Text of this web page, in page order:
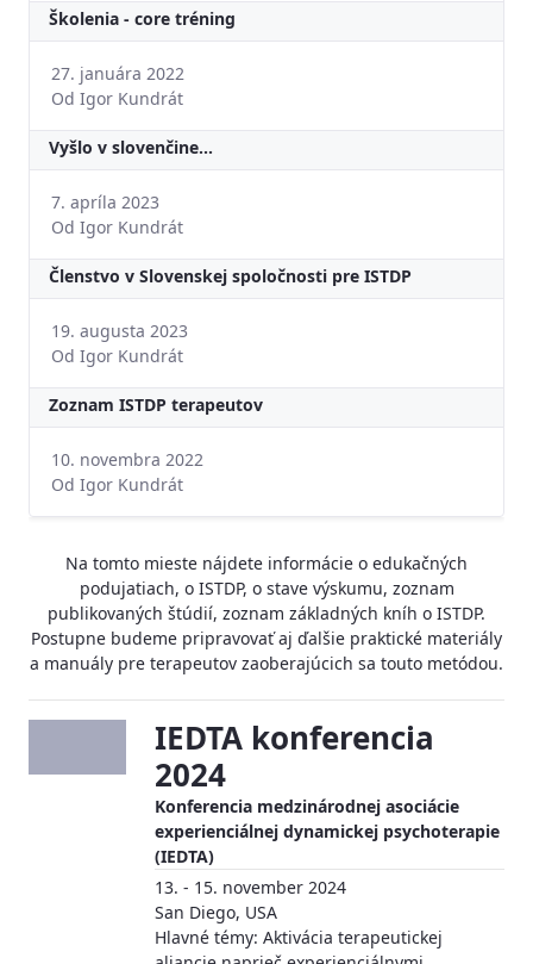
Na tomto mieste nájdete informácie o edukačných
podujatiach, o ISTDP, o stave výskumu, zoznam
publikovaných štúdií, zoznam základných kníh o ISTDP.
Postupne budeme pripravovať aj ďalšie praktické materiály
a manuály pre terapeutov zaoberajúcich sa touto metódou.
IEDTA konferencia
2024
Konferencia medzinárodnej asociácie
experienciálnej dynamickej psychoterapie
(IEDTA)
13. - 15. november 2024
San Diego, USA
Hlavné témy: Aktivácia terapeutickej
Školenia - core tréning
27. januára 2022
Od Igor Kundrát
Vyšlo v slovenčine...
7. apríla 2023
Od Igor Kundrát
Členstvo v Slovenskej spoločnosti pre ISTDP
19. augusta 2023
Od Igor Kundrát
Zoznam ISTDP terapeutov
10. novembra 2022
Od Igor Kundrát